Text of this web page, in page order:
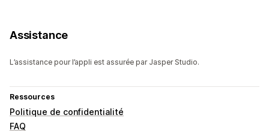
Assistance
L’assistance pour l’appli est assurée par Jasper Studio.
Ressources
Politique de confidentialité
FAQ